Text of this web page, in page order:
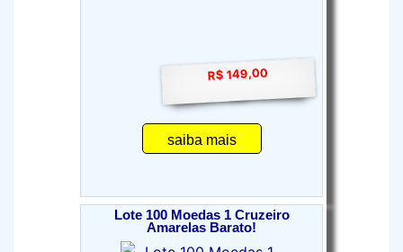
R$ 149,00
saiba mais
Lote 100 Moedas 1 Cruzeiro
Amarelas Barato!